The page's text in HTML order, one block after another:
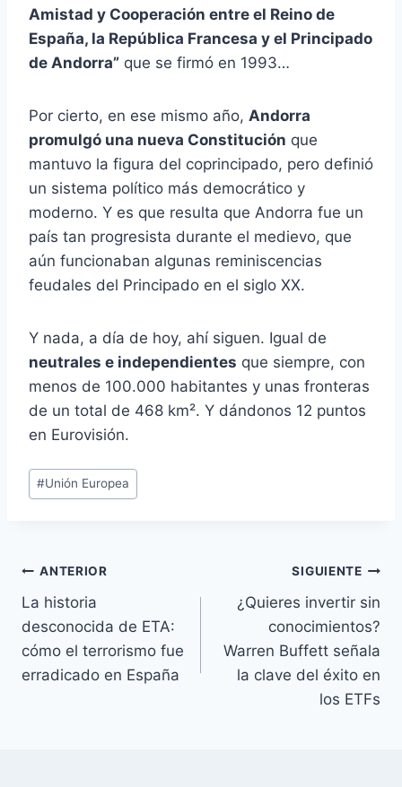
Amistad y Cooperación entre el Reino de
España, la República Francesa y el Principado
de Andorra” que se firmó en 1993…
Por cierto, en ese mismo año, Andorra
promulgó una nueva Constitución que
mantuvo la figura del coprincipado, pero definió
un sistema político más democrático y
moderno. Y es que resulta que Andorra fue un
país tan progresista durante el medievo, que
aún funcionaban algunas reminiscencias
feudales del Principado en el siglo XX.
Y nada, a día de hoy, ahí siguen. Igual de
neutrales e independientes que siempre, con
menos de 100.000 habitantes y unas fronteras
de un total de 468 km². Y dándonos 12 puntos
en Eurovisión.
Etiquetas
de
#Unión Europea
Navegación
de
entradas
ANTERIOR
La historia
desconocida de ETA:
cómo el terrorismo fue
erradicado en España
SIGUIENTE
¿Quieres invertir sin
conocimientos?
Warren Buffett señala
la clave del éxito en
los ETFs